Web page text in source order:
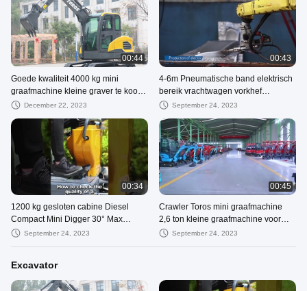
00:44
Goede kwaliteit 4000 kg mini
graafmachine kleine graver te koop
bouw en mijnbouw werk compact
December 22, 2023
00:43
4-6m Pneumatische band elektrisch
bereik vrachtwagen vorkhef
elektrisch tegenbalans
September 24, 2023
00:34
1200 kg gesloten cabine Diesel
Compact Mini Digger 30° Max
Gradeability
September 24, 2023
00:45
Crawler Toros mini graafmachine
2,6 ton kleine graafmachine voor
wegreparatie
September 24, 2023
Excavator